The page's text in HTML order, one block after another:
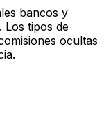
bancos y
Los tipos de
ocultas